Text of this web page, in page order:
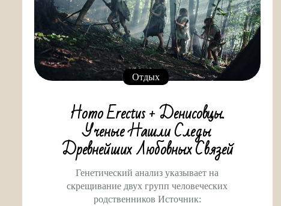
Отдых
Homo Erectus + Денисовцы.
Ученые Нашли Следы
Древнейших Любовных Связей
Генетический анализ указывает на
скрещивание двух групп человеческих
родственников Источник: